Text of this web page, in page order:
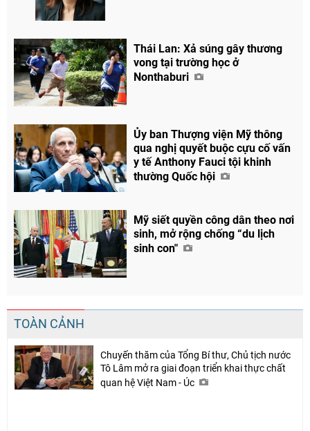
Thái Lan: Xả súng gây thương
vong tại trường học ở
Nonthaburi
Ủy ban Thượng viện Mỹ thông
qua nghị quyết buộc cựu cố vấn
y tế Anthony Fauci tội khinh
thường Quốc hội
Mỹ siết quyền công dân theo nơi
sinh, mở rộng chống “du lịch
sinh con"
TOÀN CẢNH
Chuyến thăm của Tổng Bí thư, Chủ tịch nước
Tô Lâm mở ra giai đoạn triển khai thực chất
quan hệ Việt Nam - Úc